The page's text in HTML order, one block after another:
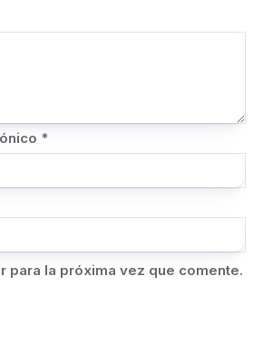
*
para la próxima vez que comente.